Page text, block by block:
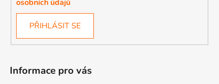
osobních údajů
PŘIHLÁSIT SE
Informace pro vás